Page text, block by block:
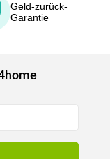
Geld-zurück-
Garantie